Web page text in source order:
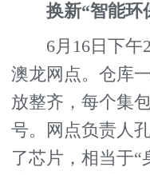
换新“智能环
6月16日下午2
澳龙网点。仓库
放整齐，每个集
号。网点负责人
了芯片，相当于“